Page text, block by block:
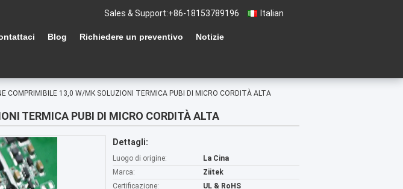
Italian
Sales & Support:+86-18153789196
Blog Richiedere un preventivo Notizie
COMPRIMIBILE 13,0 W/MK SOLUZIONI TERMICA PUBI DI MICRO CORDITÀ ALTA
TERMICA PUBI DI MICRO CORDITÀ ALTA
Dettagli:
Luogo di origine:
La Cina
Marca:
Ziitek
Certificazione:
UL & RoHS